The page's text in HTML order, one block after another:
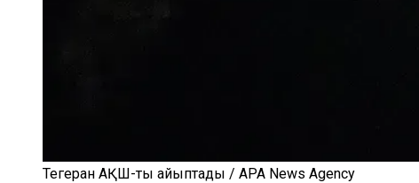
Тегеран АҚШ-ты айыптады / APA News Agency